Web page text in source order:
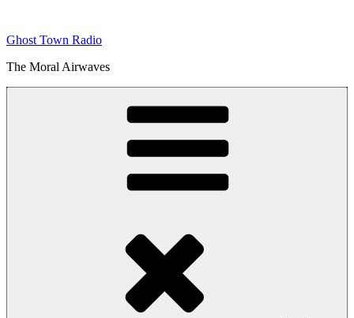
springen
Ghost Town Radio
The Moral Airwaves